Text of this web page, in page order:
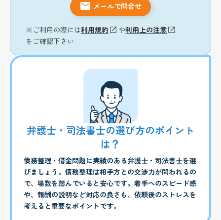
メールで問合せ
※ご利用の際には利用規約 や利用上の注意
をご確認下さい
弁護士・司法書士の選び方のポイント
は？
債務整理・借金問題に実績のある弁護士・司法書士を選
びましょう。債務整理は相手方との交渉力が問われるの
で、場数を踏んでいると安心です。着手へのスピード感
や、報酬の説明など対応の良さも、依頼後のストレスを
考えると重要なポイントです。